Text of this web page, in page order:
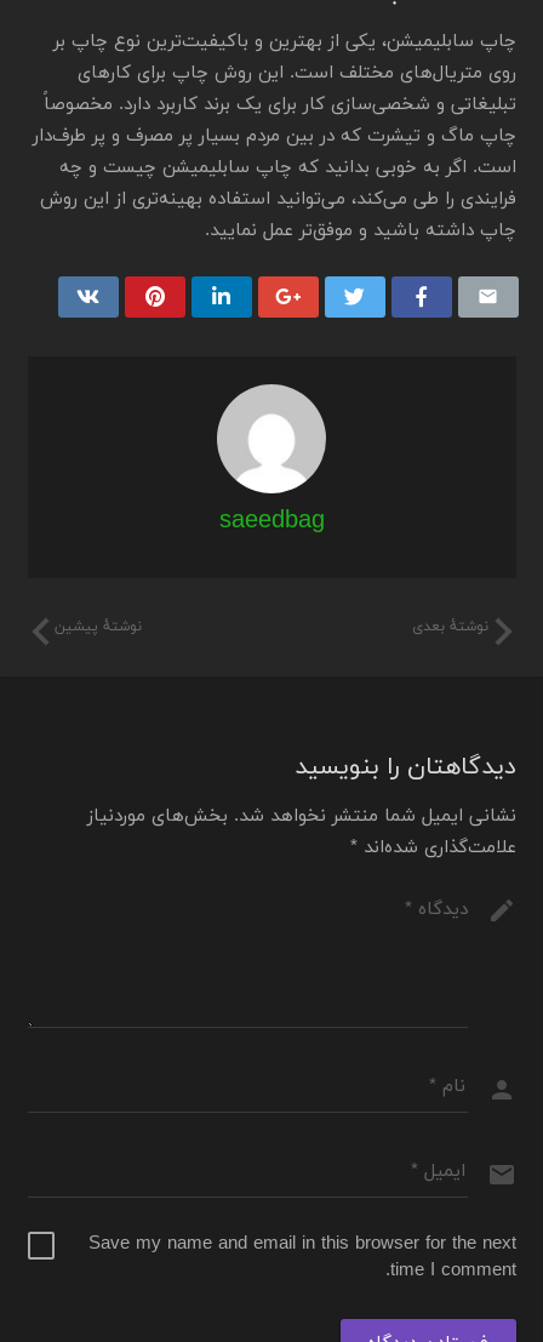
چاپ سابلیمیشن، یکی از بهترین و باکیفیت‌ترین نوع چاپ بر
روی متریال‌های مختلف است. این روش چاپ برای کارهای
تبلیغاتی و شخصی‌سازی کار برای یک برند کاربرد دارد. مخصوصاً
چاپ ماگ و تیشرت که در بین مردم بسیار پر مصرف و پر طرف‌دار
است. اگر به خوبی بدانید که چاپ سابلیمیشن چیست و چه
فرایندی را طی می‌کند، می‌توانید استفاده بهینه‌تری از این روش
چاپ داشته باشید و موفق‌تر عمل نمایید.
saeedbag
نوشتهٔ پیشین نوشتهٔ بعدی
دیدگاهتان را بنویسید
نشانی ایمیل شما منتشر نخواهد شد. بخش‌های موردنیاز
علامت‌گذاری شده‌اند*
Save my name and email in this browser for the next
time I comment.